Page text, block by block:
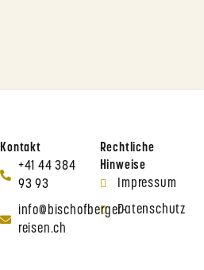
Kontakt
+41 44 384
93 93
info@bischofberger-
reisen.ch
Rechtliche
Hinweise
Impressum
Datenschutz